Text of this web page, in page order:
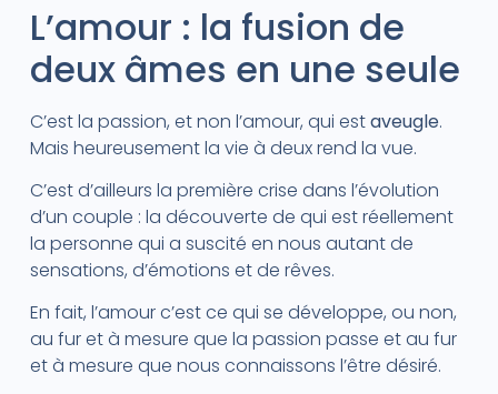
L’amour : la fusion de
deux âmes en une seule
C’est la passion, et non l’amour, qui estaveugle.
Mais heureusement la vie à deux rend la vue.
C’est d’ailleurs la première crise dans l’évolution
d’un couple : la découverte de qui est réellement
la personne qui a suscité en nous autant de
sensations, d’émotions et de rêves.
En fait, l’amour c’est ce qui se développe, ou non,
au fur et à mesure que la passion passe et au fur
et à mesure que nous connaissons l’être désiré.